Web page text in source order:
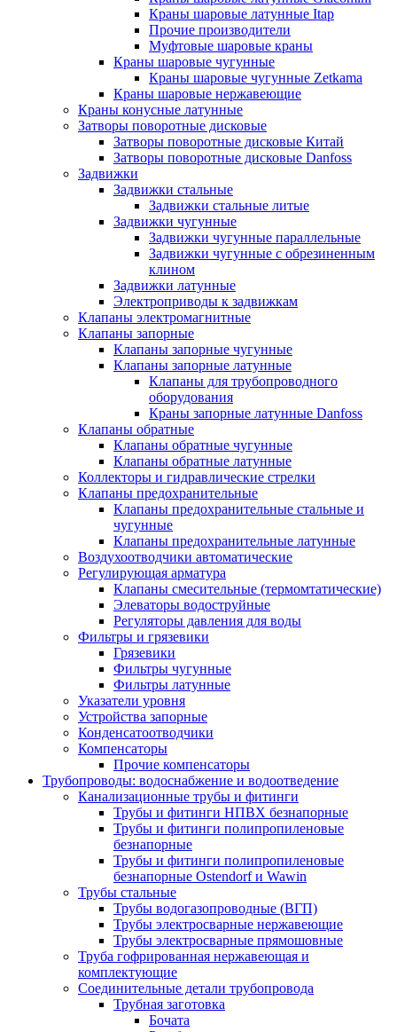
Краны шаровые латунные Itap
Прочие производители
Муфтовые шаровые краны
Краны шаровые чугунные
Краны шаровые чугунные Zetkama
Краны шаровые нержавеющие
Краны конусные латунные
Затворы поворотные дисковые
Затворы поворотные дисковые Китай
Затворы поворотные дисковые Danfoss
Задвижки
Задвижки стальные
Задвижки стальные литые
Задвижки чугунные
Задвижки чугунные параллельные
Задвижки чугунные с обрезиненным
клином
Задвижки латунные
Электроприводы к задвижкам
Клапаны электромагнитные
Клапаны запорные
Клапаны запорные чугунные
Клапаны запорные латунные
Клапаны для трубопроводного
оборудования
Краны запорные латунные Danfoss
Клапаны обратные
Клапаны обратные чугунные
Клапаны обратные латунные
Коллекторы и гидравлические стрелки
Клапаны предохранительные
Клапаны предохранительные стальные и
чугунные
Клапаны предохранительные латунные
Воздухоотводчики автоматические
Регулирующая арматура
Клапаны смесительные (термомтатические)
Элеваторы водоструйные
Регуляторы давления для воды
Фильтры и грязевики
Грязевики
Фильтры чугунные
Фильтры латунные
Указатели уровня
Устройства запорные
Конденсатоотводчики
Компенсаторы
Прочие компенсаторы
Трубопроводы: водоснабжение и водоотведение
Канализационные трубы и фитинги
Трубы и фитинги НПВХ безнапорные
Трубы и фитинги полипропиленовые
безнапорные
Трубы и фитинги полипропиленовые
безнапорные Ostendorf и Wawin
Трубы стальные
Трубы водогазопроводные (ВГП)
Трубы электросварные нержавеющие
Трубы электросварные прямошовные
Труба гофрированная нержавеющая и
комплектующие
Соединительные детали трубопровода
Трубная заготовка
Бочата